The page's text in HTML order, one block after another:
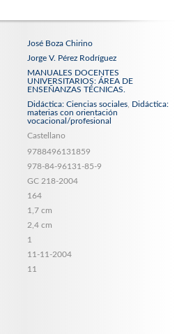
José Boza Chirino
Jorge V. Pérez Rodríguez
MANUALES DOCENTES
UNIVERSITARIOS: ÁREA DE
ENSEÑANZAS TÉCNICAS.
Didáctica: Ciencias sociales, Didáctica:
materias con orientación
vocacional/profesional
Castellano
9788496131859
978-84-96131-85-9
GC 218-2004
164
1,7 cm
2,4 cm
1
11-11-2004
11